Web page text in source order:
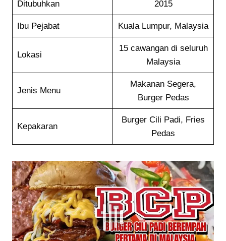
Ditubuhkan 2015
Ibu Pejabat Kuala Lumpur, Malaysia
Lokasi
15 cawangan di seluruh
Malaysia
Jenis Menu
Makanan Segera,
Burger Pedas
Kepakaran
Burger Cili Padi, Fries
Pedas